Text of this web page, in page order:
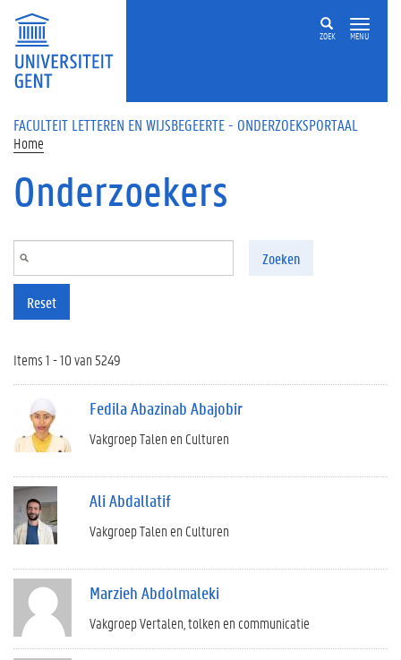
Overslaan en naar de inhoud gaan
ZOEK MENU
FACULTEIT LETTEREN EN WIJSBEGEERTE - ONDERZOEKSPORTAAL
Home
Onderzoekers
Zoeken
Reset
Items 1 - 10 van 5249
Fedila Abazinab Abajobir
Vakgroep Talen en Culturen
Ali Abdallatif
Vakgroep Talen en Culturen
Marzieh Abdolmaleki
Vakgroep Vertalen, tolken en communicatie